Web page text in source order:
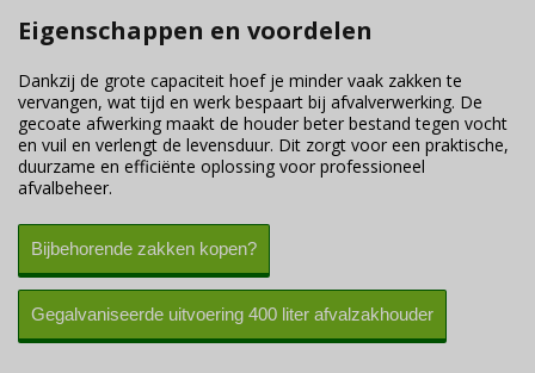
Eigenschappen en voordelen
Dankzij de grote capaciteit hoef je minder vaak zakken te
vervangen, wat tijd en werk bespaart bij afvalverwerking. De
gecoate afwerking maakt de houder beter bestand tegen vocht
en vuil en verlengt de levensduur. Dit zorgt voor een praktische,
duurzame en efficiënte oplossing voor professioneel
afvalbeheer.
Bijbehorende zakken kopen?
Gegalvaniseerde uitvoering 400 liter afvalzakhouder